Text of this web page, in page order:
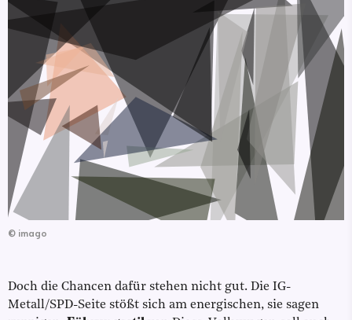
© imago
Doch die Chancen dafür stehen nicht gut. Die IG-
Metall/SPD-Seite stößt sich am energischen, sie sagen